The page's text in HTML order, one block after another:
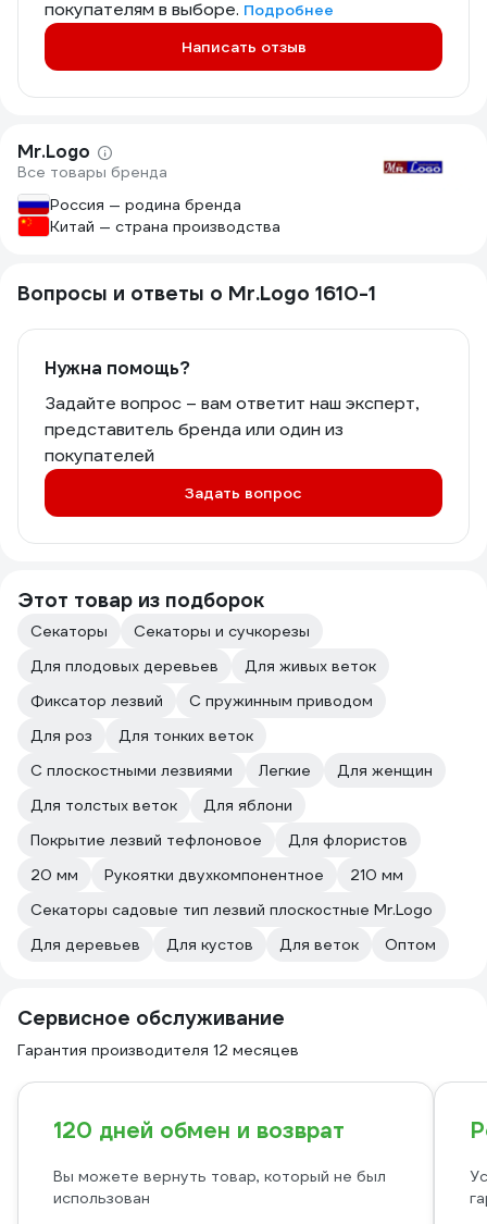
покупателям в выборе. Подробнее
Написать отзыв
Mr.Logo
Все товары бренда
Россия — родина бренда
Китай — страна производства
Вопросы и ответы о Mr.Logo 1610-1
Нужна помощь?
Задайте вопрос – вам ответит наш эксперт,
представитель бренда или один из
покупателей
Задать вопрос
Этот товар из подборок
Секаторы
Секаторы и сучкорезы
Для плодовых деревьев
Для живых веток
Фиксатор лезвий
С пружинным приводом
Для роз
Для тонких веток
С плоскостными лезвиями
Легкие
Для женщин
Для толстых веток
Для яблони
Покрытие лезвий тефлоновое
Для флористов
20 мм
Рукоятки двухкомпонентное
210 мм
Секаторы садовые тип лезвий плоскостные Mr.Logo
Для деревьев
Для кустов Для веток Оптом
Сервисное обслуживание
Гарантия производителя 12 месяцев
120 дней обмен и возврат
Вы можете вернуть товар, который не был
использован